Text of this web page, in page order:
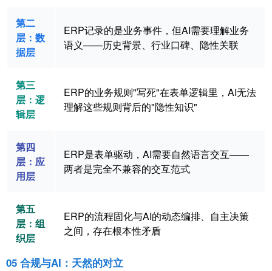
第二
层：数
据层
ERP记录的是业务事件，但AI需要理解业务
语义——历史背景、行业口碑、隐性关联
第三
层：逻
辑层
ERP的业务规则"写死"在表单逻辑里，AI无法
理解这些规则背后的"隐性知识"
第四
层：应
用层
ERP是表单驱动，AI需要自然语言交互——
两者是完全不兼容的交互范式
第五
层：组
织层
ERP的流程固化与AI的动态编排、自主决策
之间，存在根本性矛盾
05 合规与AI：天然的对立